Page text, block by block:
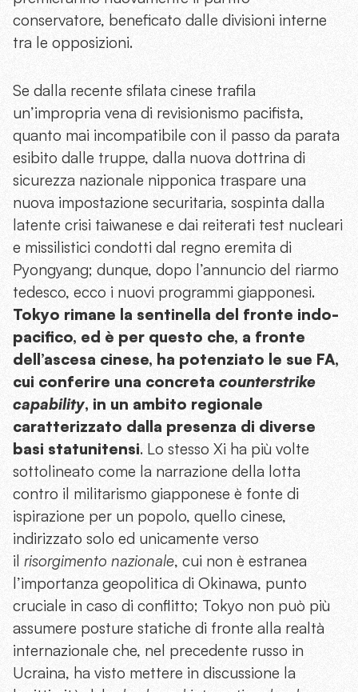
conservatore, beneficato dalle divisioni interne
tra le opposizioni.
Se dalla recente sfilata cinese trafila
un’impropria vena di revisionismo pacifista,
quanto mai incompatibile con il passo da parata
esibito dalle truppe, dalla nuova dottrina di
sicurezza nazionale nipponica traspare una
nuova impostazione securitaria, sospinta dalla
latente crisi taiwanese e dai reiterati test nucleari
e missilistici condotti dal regno eremita di
Pyongyang; dunque, dopo l’annuncio del riarmo
tedesco, ecco i nuovi programmi giapponesi.
Tokyo rimane la sentinella del fronte indo-
pacifico, ed è per questo che, a fronte
dell’ascesa cinese, ha potenziato le sue FA,
cui conferire una concreta counterstrike
capability, in un ambito regionale
caratterizzato dalla presenza di diverse
basi statunitensi. Lo stesso Xi ha più volte
sottolineato come la narrazione della lotta
contro il militarismo giapponese è fonte di
ispirazione per un popolo, quello cinese,
indirizzato solo ed unicamente verso
il risorgimento nazionale, cui non è estranea
l’importanza geopolitica di Okinawa, punto
cruciale in caso di conflitto; Tokyo non può più
assumere posture statiche di fronte alla realtà
internazionale che, nel precedente russo in
Ucraina, ha visto mettere in discussione la